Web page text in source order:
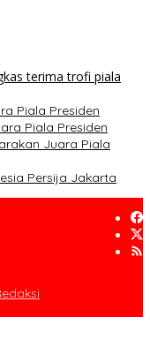
Piala Presiden
Piala Presiden
Juara Piala
Persija Jakarta